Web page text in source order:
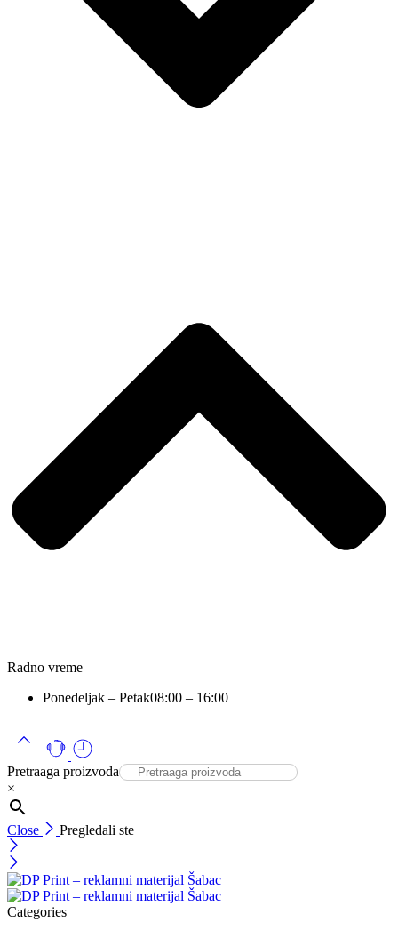
Radno vreme
Ponedeljak – Petak08:00 – 16:00
Pretraaga proizvoda
×
Close Pregledali ste
Categories